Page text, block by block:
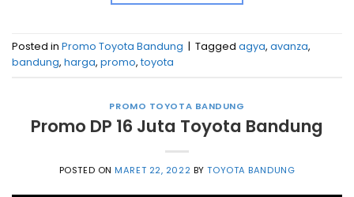
Posted in Promo Toyota Bandung | Tagged agya, avanza,
bandung, harga, promo, toyota
PROMO TOYOTA BANDUNG
Promo DP 16 Juta Toyota Bandung
POSTED ONMARET 22, 2022 BYTOYOTA BANDUNG